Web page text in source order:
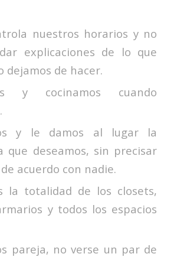
nuestros horarios y no
explicaciones de lo que
dejamos de hacer.
y cocinamos cuando
y le damos al lugar la
que deseamos, sin precisar
acuerdo con nadie.
la totalidad de los closets,
y todos los espacios
pareja, no verse un par de